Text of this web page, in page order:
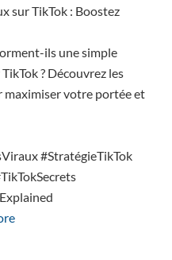
sur TikTok : Boostez
ils une simple
? Découvrez les
votre portée et
#StratégieTikTok